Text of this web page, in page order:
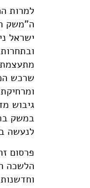
למרות
ה"משק
ישראל
מתעצמת
שרכש
גיבוש
במשק
לנעשה
פרסום
הלשכה